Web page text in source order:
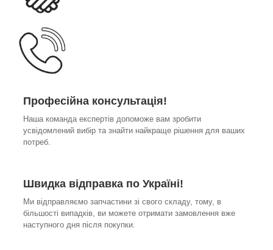
Професійна консультація!
Наша команда експертів допоможе вам зробити
усвідомлений вибір та знайти найкраще рішення для ваших
потреб.
Швидка відправка по Україні!
Ми відправляємо запчастини зі свого складу, тому, в
більшості випадків, ви можете отримати замовлення вже
наступного дня після покупки.